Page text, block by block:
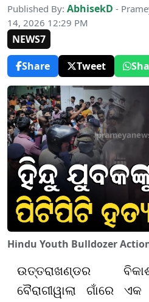
Published By: AbhisekD -
14, 2026 12:29 PM
NEWS7
Share
Tweet
Hindu Youth Bulldozer
ଉତ୍ତରାଖଣ୍ଡର
ବୈରାଗୀୱାଲା ଗାଁରେ ଏକ